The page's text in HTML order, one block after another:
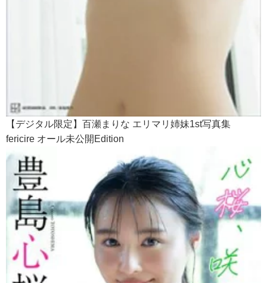
【デジタル限定】百瀬まりな エリマリ姉妹1st写真集
fericire オール未公開Edition